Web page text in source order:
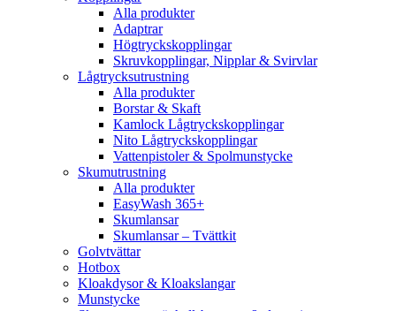
Alla produkter
Adaptrar
Högtryckskopplingar
Skruvkopplingar, Nipplar & Svirvlar
Lågtrycksutrustning
Alla produkter
Borstar & Skaft
Kamlock Lågtryckskopplingar
Nito Lågtryckskopplingar
Vattenpistoler & Spolmunstycke
Skumutrustning
Alla produkter
EasyWash 365+
Skumlansar
Skumlansar – Tvättkit
Golvtvättar
Hotbox
Kloakdysor & Kloakslangar
Munstycke